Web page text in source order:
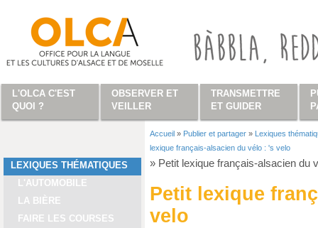
LEXIQUES THÉMATIQUES
L'AUTOMOBILE
LA BIÈRE
FAIRE LES COURSES
Vous êtes ici
Accueil » Publier et partager » Lexiques
lexique français-alsacien du vélo : 's velo
» Petit lexique français-alsacien du
Petit lexique
velo
L'OLCA C'EST
QUOI ?
OBSERVER ET
VEILLER
TRANSMETTRE
ET GUIDER